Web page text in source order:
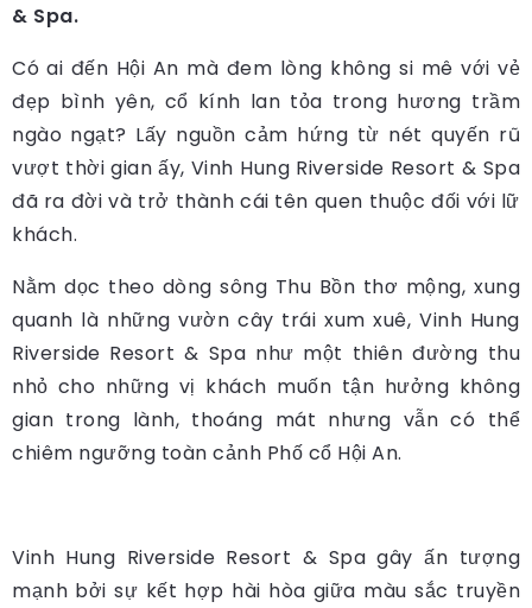
& Spa.
Có ai đến Hội An mà đem lòng không si mê với vẻ
đẹp bình yên, cổ kính lan tỏa trong hương trầm
ngào ngạt? Lấy nguồn cảm hứng từ nét quyến rũ
vượt thời gian ấy, Vinh Hung Riverside Resort & Spa
đã ra đời và trở thành cái tên quen thuộc đối với lữ
khách.
Nằm dọc theo dòng sông Thu Bồn thơ mộng, xung
quanh là những vườn cây trái xum xuê, Vinh Hung
Riverside Resort & Spa như một thiên đường thu
nhỏ cho những vị khách muốn tận hưởng không
gian trong lành, thoáng mát nhưng vẫn có thể
chiêm ngưỡng toàn cảnh Phố cổ Hội An.
Vinh Hung Riverside Resort & Spa gây ấn tượng
mạnh bởi sự kết hợp hài hòa giữa màu sắc truyền